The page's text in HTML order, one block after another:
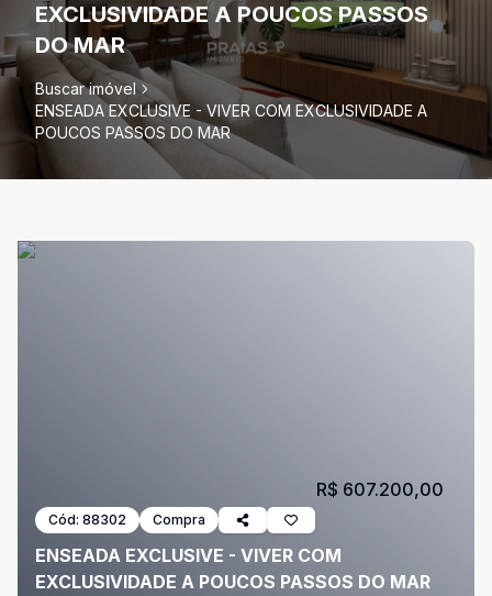
EXCLUSIVIDADE A POUCOS PASSOS
DO MAR
Buscar imóvel
ENSEADA EXCLUSIVE - VIVER COM EXCLUSIVIDADE A
POUCOS PASSOS DO MAR
Cód: 88302 Compra
ENSEADA EXCLUSIVE - VIVER COM
EXCLUSIVIDADE A POUCOS PASSOS DO MAR
R$ 607.200,00